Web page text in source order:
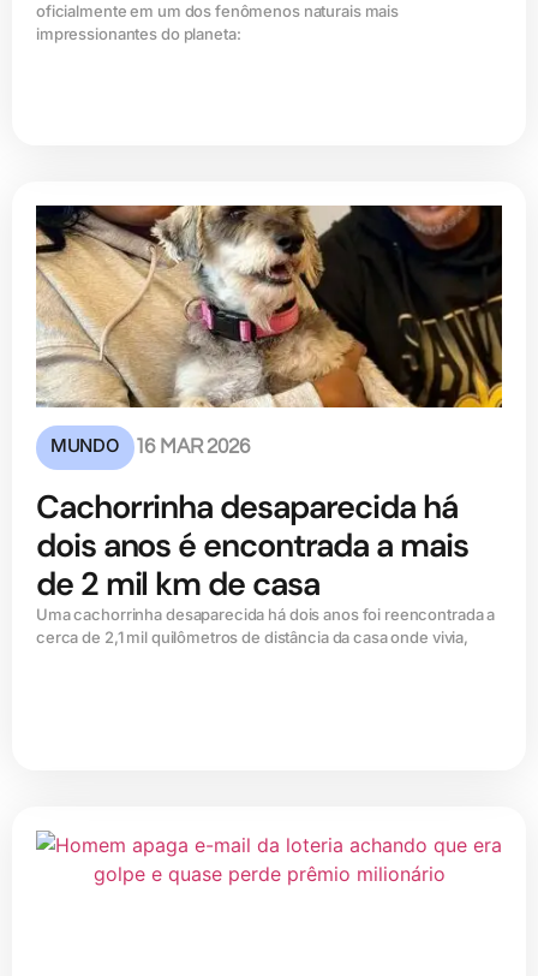
oficialmente em um dos fenômenos naturais mais
impressionantes do planeta:
MUNDO 16 MAR 2026
Cachorrinha desaparecida há
dois anos é encontrada a mais
de 2 mil km de casa
Uma cachorrinha desaparecida há dois anos foi reencontrada a
cerca de 2,1 mil quilômetros de distância da casa onde vivia,